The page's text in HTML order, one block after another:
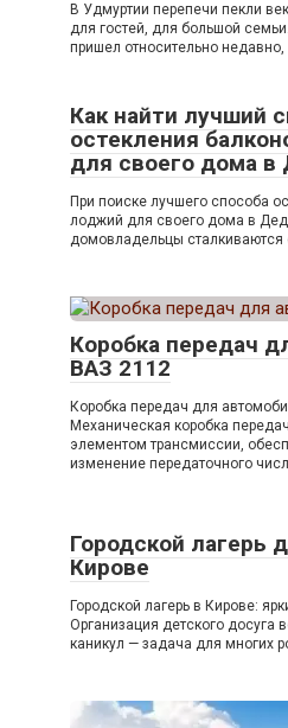
В Удмуртии перепечи пекли
для гостей, для большой
пришел относительно недавно,
Как найти лучший
остекления
для своего дома в
При поиске лучшего способа
лоджий для своего дома в
домовладельцы сталкиваются
Коробка передач
ВАЗ 2112
Коробка передач для
Механическая коробка
элементом трансмиссии,
изменение передаточного
Городской лагерь
Кирове
Городской лагерь в Кирове:
Организация детского досуга
каникул — задача для многих